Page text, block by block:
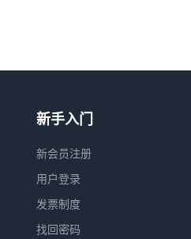
新手入门
新会员注册
用户登录
发票制度
找回密码